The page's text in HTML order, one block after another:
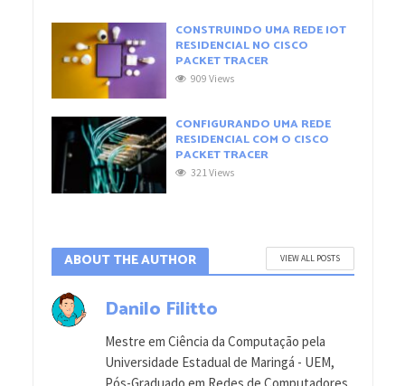
CONSTRUINDO UMA REDE IOT
RESIDENCIAL NO CISCO
PACKET TRACER
909 Views
CONFIGURANDO UMA REDE
RESIDENCIAL COM O CISCO
PACKET TRACER
321 Views
ABOUT THE AUTHOR VIEW ALL POSTS
Danilo Filitto
Mestre em Ciência da Computação pela
Universidade Estadual de Maringá - UEM,